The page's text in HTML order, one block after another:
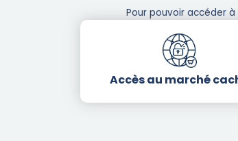
Pour pouvoir accéder
Accès au marché